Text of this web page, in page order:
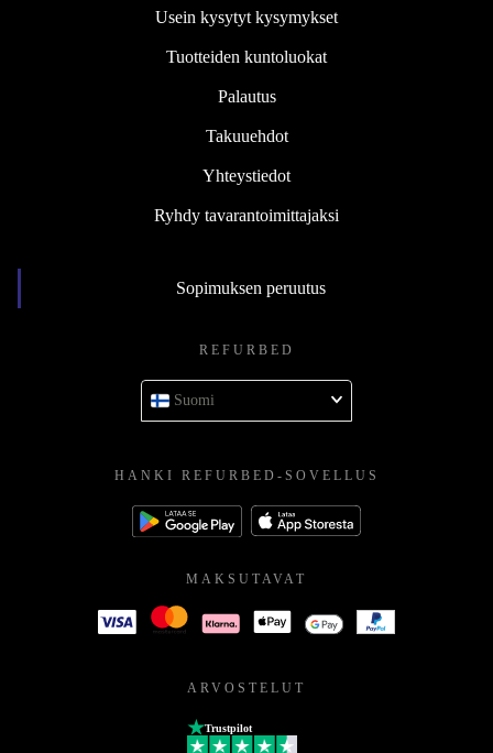
Usein kysytyt kysymykset
Tuotteiden kuntoluokat
Palautus
Takuuehdot
Yhteystiedot
Ryhdy tavarantoimittajaksi
Sopimuksen peruutus
REFURBED
Suomi
HANKI REFURBED-SOVELLUS
MAKSUTAVAT
ARVOSTELUT
Trustpilot